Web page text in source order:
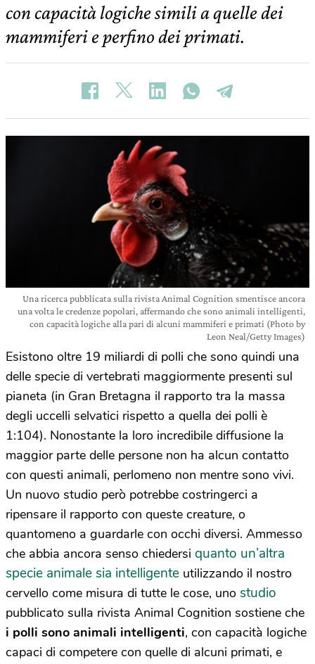
con capacità logiche simili a quelle dei
mammiferi e perfino dei primati.
Una ricerca pubblicata sulla rivista Animal Cognition smentisce ancora
una volta le credenze popolari, affermando che sono animali intelligenti,
con capacità logiche alla pari di alcuni mammiferi e primati (Photo by
Leon Neal/Getty Images)
Esistono oltre 19 miliardi di polli che sono quindi una
delle specie di vertebrati maggiormente presenti sul
pianeta (in Gran Bretagna il rapporto tra la massa
degli uccelli selvatici rispetto a quella dei polli è
1:104). Nonostante la loro incredibile diffusione la
maggior parte delle persone non ha alcun contatto
con questi animali, perlomeno non mentre sono vivi.
Un nuovo studio però potrebbe costringerci a
ripensare il rapporto con queste creature, o
quantomeno a guardarle con occhi diversi. Ammesso
che abbia ancora senso chiedersi quanto un’altra
specie animale sia intelligente utilizzando il nostro
cervello come misura di tutte le cose, uno studio
pubblicato sulla rivista Animal Cognition sostiene che
i polli sono animali intelligenti, con capacità logiche
capaci di competere con quelle di alcuni primati, e